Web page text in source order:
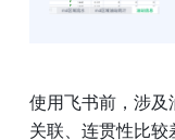
使用飞书前，涉
关联、连贯性比